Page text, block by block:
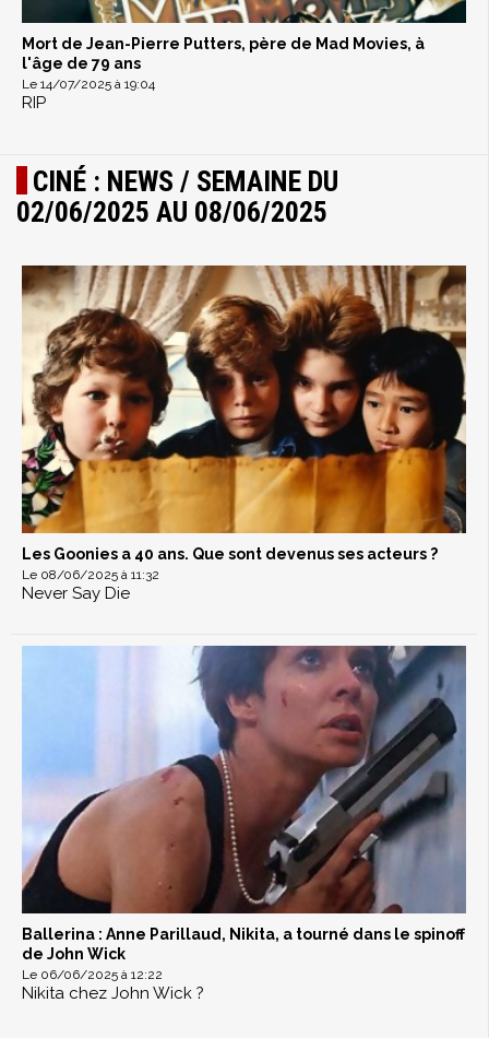
Mort de Jean-Pierre Putters, père de Mad Movies, à
l'âge de 79 ans
Le 14/07/2025 à 19:04
RIP
CINÉ : NEWS / SEMAINE DU
02/06/2025 AU 08/06/2025
Les Goonies a 40 ans. Que sont devenus ses acteurs ?
Le 08/06/2025 à 11:32
Never Say Die
Ballerina : Anne Parillaud, Nikita, a tourné dans le spinoff
de John Wick
Le 06/06/2025 à 12:22
Nikita chez John Wick ?